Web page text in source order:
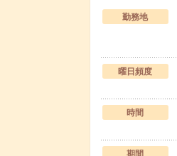
勤務地
曜日頻度
時間
期間